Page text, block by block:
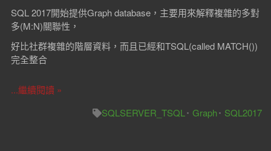
SQL 2017開始提供Graph database，主要用來解釋複雜的多對
多(M:N)關聯性，
好比社群複雜的階層資料，而且已經和TSQL(called MATCH())
完全整合
...繼續閱讀 »
SQLSERVER_TSQL
Graph SQL2017